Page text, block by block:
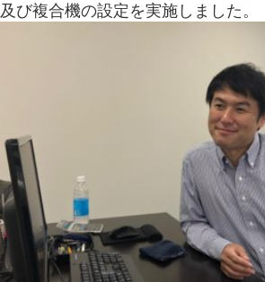
及び複合機の設定を実施しました。